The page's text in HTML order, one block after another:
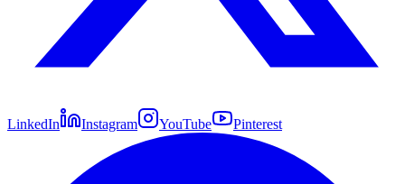
LinkedIn Instagram YouTube Pinterest